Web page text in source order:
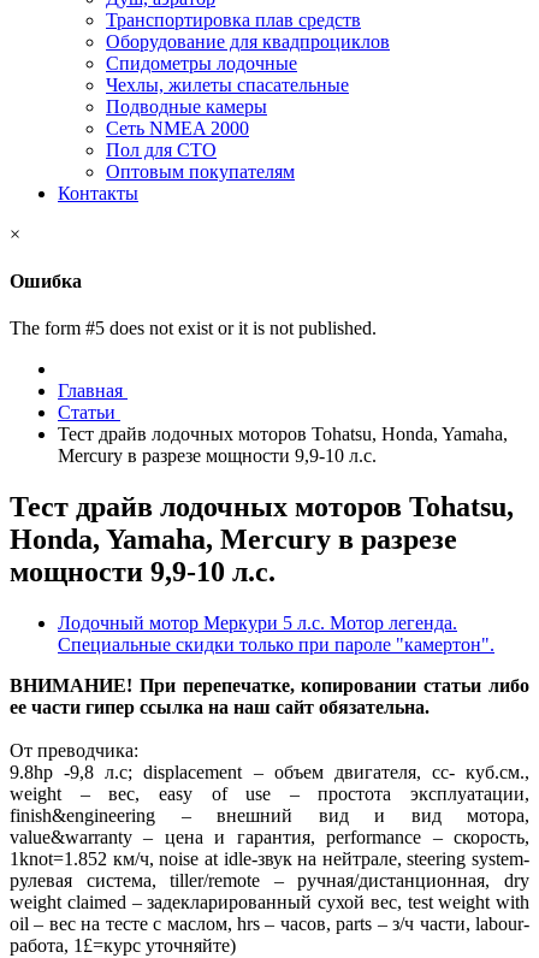
Транспортировка плав средств
Оборудование для квадпроциклов
Спидометры лодочные
Чехлы, жилеты спасательные
Подводные камеры
Сеть NMEA 2000
Пол для СТО
Оптовым покупателям
Контакты
×
Ошибка
The form #5 does not exist or it is not published.
Главная
Статьи
Тест драйв лодочных моторов Tohatsu, Honda, Yamaha,
Mercury в разрезе мощности 9,9-10 л.с.
Тест драйв лодочных моторов Tohatsu,
Honda, Yamaha, Mercury в разрезе
мощности 9,9-10 л.с.
Лодочный мотор Меркури 5 л.с. Мотор легенда.
Специальные скидки только при пароле "камертон".
ВНИМАНИЕ! При перепечатке, копировании статьи либо
ее части гипер ссылка на наш сайт обязательна.
От преводчика:
9.8hp -9,8 л.с; displacement – объем двигателя, сс- куб.см.,
weight – вес, easy of use – простота эксплуатации,
finish&engineering – внешний вид и вид мотора,
value&warranty – цена и гарантия, performance – скорость,
1knot=1.852 км/ч, noise at idle-звук на нейтрале, steering system-
рулевая система, tiller/remote – ручная/дистанционная, dry
weight claimed – задекларированный сухой вес, test weight with
oil – вес на тесте с маслом, hrs – часов, parts – з/ч части, labour-
работа, 1£=курс уточняйте)